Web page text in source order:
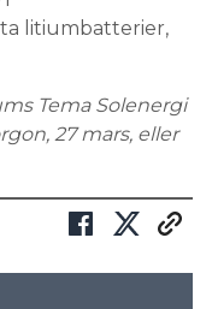
litiumbatterier,
Tema Solenergi
27 mars, eller